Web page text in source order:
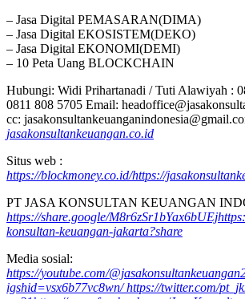
– Jasa Digital PEMASARAN(DIMA)
– Jasa Digital EKOSISTEM(DEKO)
– Jasa Digital EKONOMI(DEMI)
– 10 Peta Uang BLOCKCHAIN
Hubungi: Widi Prihartanadi / Tuti Alawiyah :
0811 808 5705 Email:
cc:
jasakonsultankeuangan.co.id
Situs web :
https://blockmoney.co.id/https://
PT JASA KONSULTAN KEUANGAN
https://share.google/M8r6zSr1bYax6bUEj
konsultan-keuangan-jakarta?share
Media sosial:
https://youtube.com/
igshid=vsx6b77vc8wn/https://twitter.com/